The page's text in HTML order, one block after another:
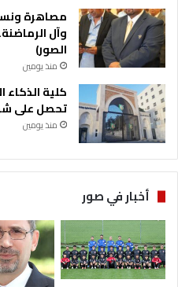
مصاهرة
وآل
الصور)
منذ يومين
كلية الذكاء
تحصل على
منذ يومين
أخبار في صور